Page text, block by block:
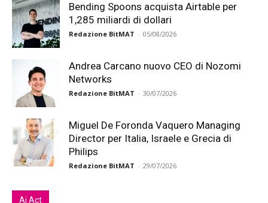
Bending Spoons acquista Airtable per
1,285 miliardi di dollari
Redazione BitMAT - 05/08/2026
Andrea Carcano nuovo CEO di Nozomi
Networks
Redazione BitMAT - 30/07/2026
Miguel De Foronda Vaquero Managing
Director per Italia, Israele e Grecia di
Philips
Redazione BitMAT - 29/07/2026
Ai Act